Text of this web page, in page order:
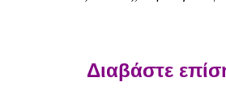
Διαβάστε